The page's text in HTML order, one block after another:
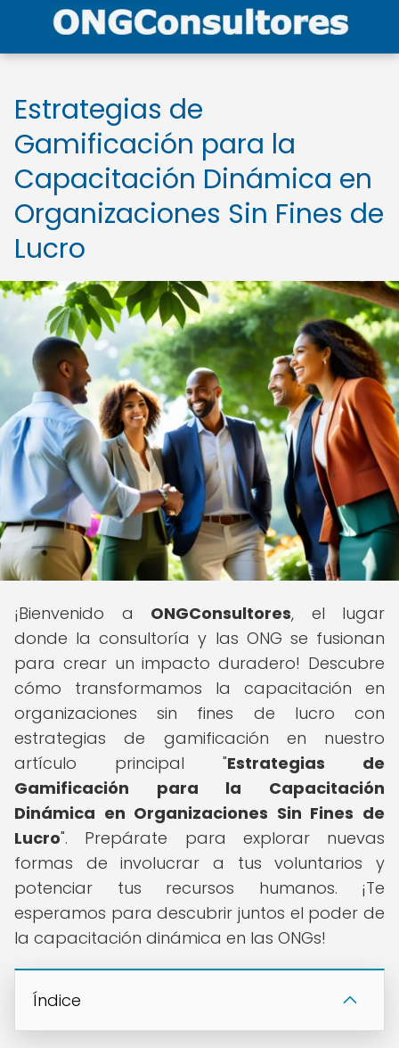
Estrategias de
Gamificación para la
Capacitación Dinámica en
Organizaciones Sin Fines de
Lucro
¡Bienvenido a ONGConsultores, el lugar
donde la consultoría y las ONG se fusionan
para crear un impacto duradero! Descubre
cómo transformamos la capacitación en
organizaciones sin fines de lucro con
estrategias de gamificación en nuestro
artículo principal "Estrategias de
Gamificación para la Capacitación
Dinámica en Organizaciones Sin Fines de
Lucro". Prepárate para explorar nuevas
formas de involucrar a tus voluntarios y
potenciar tus recursos humanos. ¡Te
esperamos para descubrir juntos el poder de
la capacitación dinámica en las ONGs!
Índice